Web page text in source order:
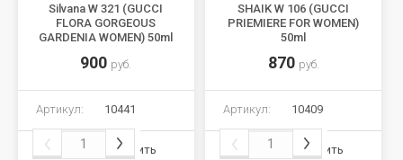
Silvana W 321 (GUCCI
FLORA GORGEOUS
GARDENIA WOMEN) 50ml
900 руб.
Артикул: 10441
Сравнить
SHAIK W 106 (GUCCI
PRIEMIERE FOR WOMEN)
50ml
870 руб.
Артикул: 10409
Сравнить